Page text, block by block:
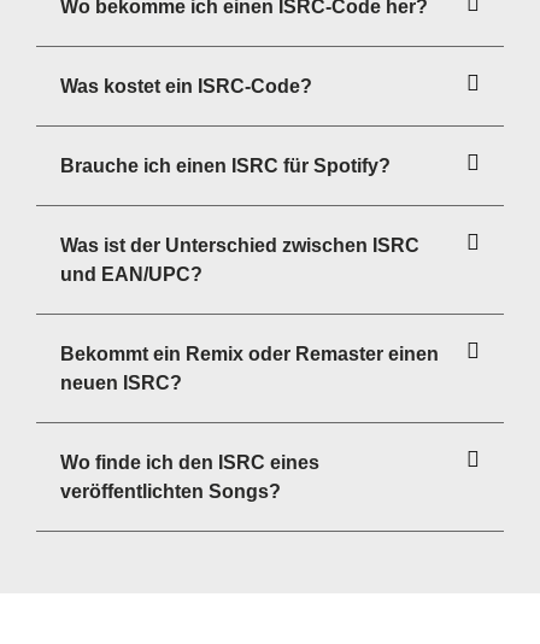
Wo bekomme ich einen ISRC-Code her?
Was kostet ein ISRC-Code?
Brauche ich einen ISRC für Spotify?
Was ist der Unterschied zwischen ISRC
und EAN/UPC?
Bekommt ein Remix oder Remaster einen
neuen ISRC?
Wo finde ich den ISRC eines
veröffentlichten Songs?